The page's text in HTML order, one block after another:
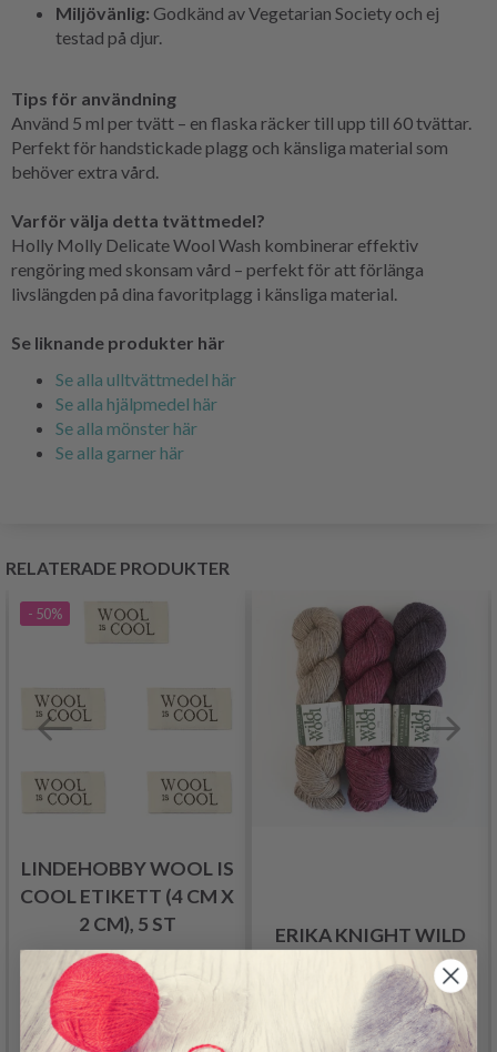
Miljövänlig: Godkänd av Vegetarian Society och ej
testad på djur.
Tips för användning
Använd 5 ml per tvätt – en flaska räcker till upp till 60 tvättar.
Perfekt för handstickade plagg och känsliga material som
behöver extra vård.
Varför välja detta tvättmedel?
Holly Molly Delicate Wool Wash kombinerar effektiv
rengöring med skonsam vård – perfekt för att förlänga
livslängden på dina favoritplagg i känsliga material.
Se liknande produkter här
Se alla ulltvättmedel här
Se alla hjälpmedel här
Se alla mönster här
Se alla garner här
RELATERADE PRODUKTER
- 50%
LINDEHOBBY WOOL IS
COOL ETIKETT (4 CM X
2 CM), 5 ST
14.95 SEK
Erbjudandet upphör
31/08/2026
ERIKA KNIGHT WILD
WOOL
137.00 SEK